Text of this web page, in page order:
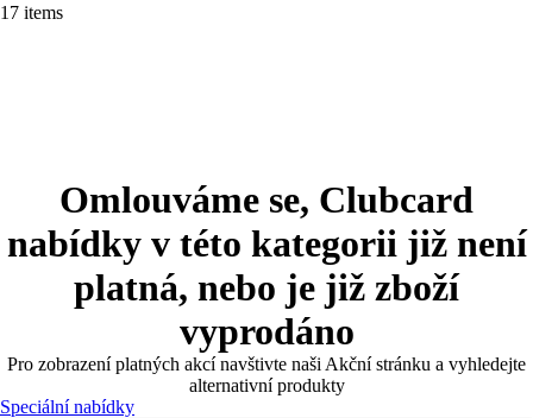
17 items
Omlouváme se, Clubcard
nabídky v této kategorii již není
platná, nebo je již zboží
vyprodáno
Pro zobrazení platných akcí navštivte naši Akční stránku a vyhledejte
alternativní produkty
Speciální nabídky